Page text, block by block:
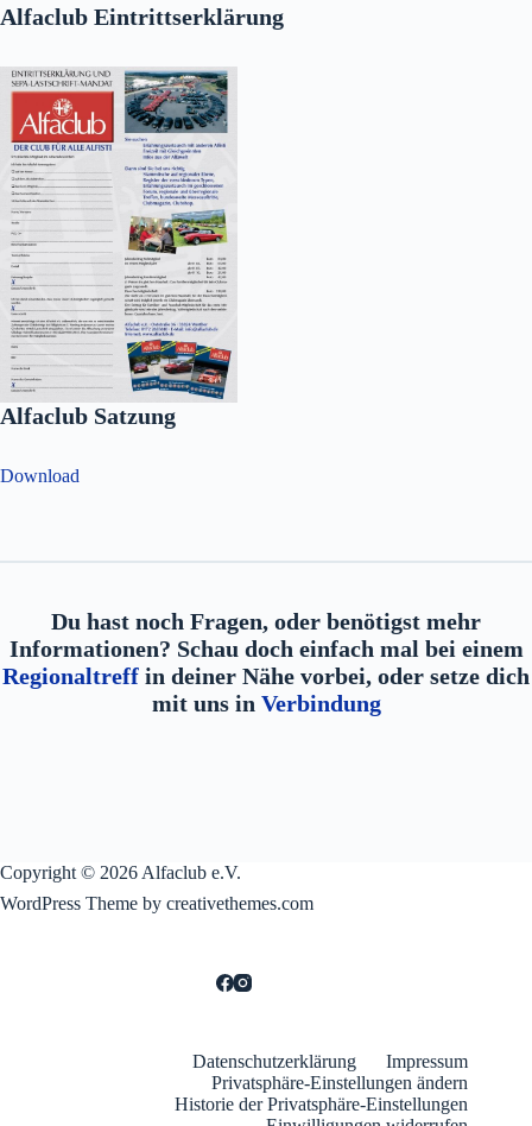
Alfaclub Eintrittserklärung
Alfaclub Satzung
Download
Du hast noch Fragen, oder benötigst mehr
Informationen? Schau doch einfach mal bei einem
Regionaltreff in deiner Nähe vorbei, oder setze dich
mit uns in Verbindung
Copyright © 2026 Alfaclub e.V.
WordPress Theme by creativethemes.com
Datenschutzerklärung
Impressum
Privatsphäre-Einstellungen ändern
Historie der Privatsphäre-Einstellungen